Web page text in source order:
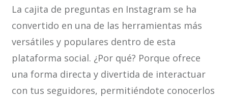
La cajita de preguntas en Instagram se ha
convertido en una de las herramientas más
versátiles y populares dentro de esta
plataforma social. ¿Por qué? Porque ofrece
una forma directa y divertida de interactuar
con tus seguidores, permitiéndote conocerlos